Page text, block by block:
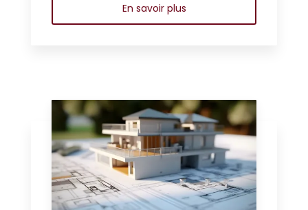
En savoir plus